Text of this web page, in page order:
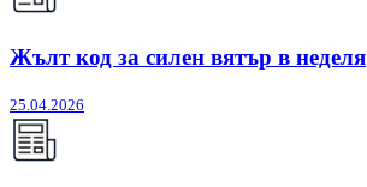
Жълт код за силен вятър в неделя
25.04.2026